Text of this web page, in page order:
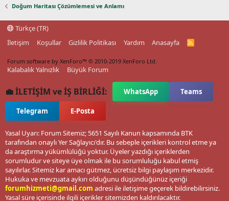
Doğum Haritası Çözümlemesi ve Anlamı
Türkçe (TR)
İletişim
Koşullar Gizlilik Politikası Yardım Anasayfa
R
Forum software by XenForo™ © 2010-2019 XenForo Ltd.
Kalabalık Yalnızlık Büyük Forum
💼 İLETİŞİM ve İŞ BİRLİĞİ: WhatsApp Teams
Telegram E-Posta
Yasal Uyarı: Forum Sitemiz; 5651 Sayılı Kanun kapsamında BTK
tarafından onaylı Yer Sağlayıcı'dır. Bu sebeple içerikleri kontrol etme ya
da araştırma yükümlülüğü yoktur. Üyeler yazdığı içeriklerden
sorumludur ve siteye üye olmak ile bu sorumluluğu kabul etmiş
sayılırlar. Sitemiz kar amacı gütmez, ücretsiz bilgi paylaşım merkezidir.
Hukuka ve mevzuata aykırı olduğunu düşündüğünüz içeriği
forumhizmeti@gmail.com adresi ile iletişime geçerek bildirebilirsiniz.
Yasal süre içerisinde ilgili içerikler sitemizden kaldırılacaktır.